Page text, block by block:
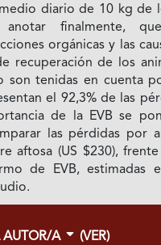
diario de 10 kg de
anotar finalmente,
orgánicas y las
recuperación de los
son tenidas en cuenta
el 92,3% de las
de la EVB se
las pérdidas por
aftosa (US $230),
de EVB, estimadas
AUTOR/A (VER)